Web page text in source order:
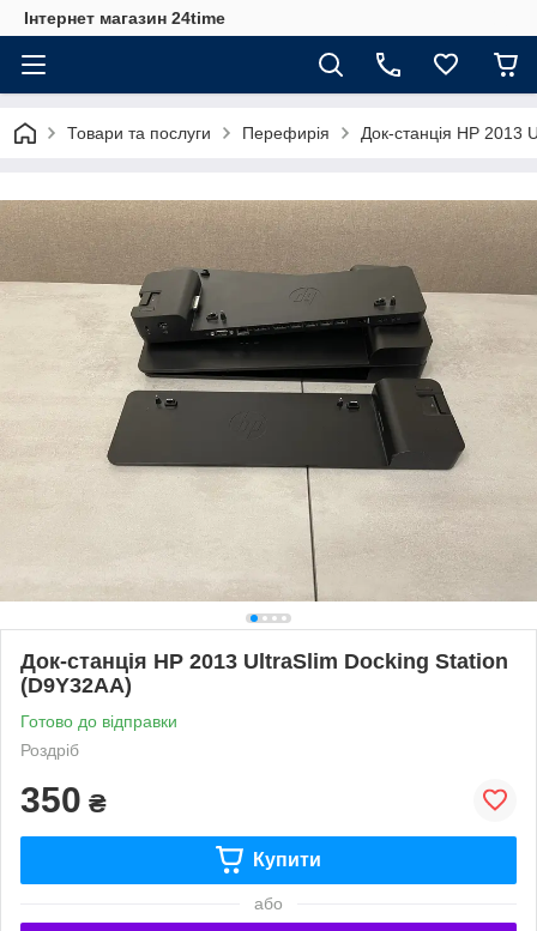
Інтернет магазин 24time
Товари та послуги Перефирія Док-станція HP 2013
Док-станція HP 2013 UltraSlim Docking Station
(D9Y32AA)
Готово до відправки
Роздріб
350 ₴
Купити
або